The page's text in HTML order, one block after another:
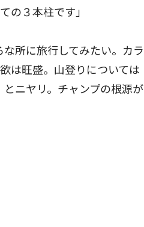
の３本柱です」
所に旅行してみたい。カラ
は旺盛。山登りについては
ニヤリ。チャンプの根源が